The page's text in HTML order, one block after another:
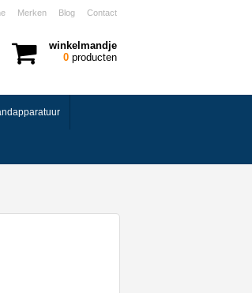
Merken Blog Contact
winkelmandje
0producten